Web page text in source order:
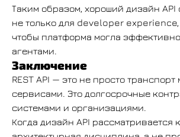
Таким образом, хороший дизайн API
не только для developer experience,
чтобы платформа могла
агентами.
Заключение
REST API — это не просто транспорт
сервисами. Это долгосрочные
системами и организациями.
Когда дизайн API рассматривается